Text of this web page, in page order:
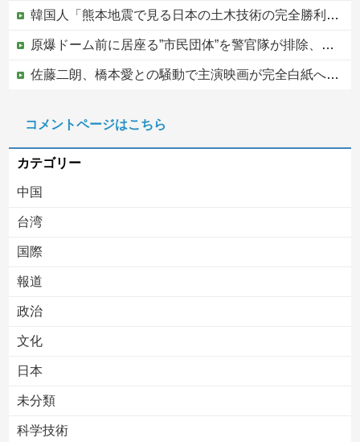
韓国人「熊本地震で見る日本の土木技術の完全勝利をご覧ください」→「これはすごいわ」「こういうのを見ると日本人は何か適当に作る感じがしない・・・」...
原爆ドーム前に居座る”市民団体”を警官隊が排除、その瞬間に周囲で見守っていた観客たちが……
佐藤二朗、橋本愛との騒動で主演映画が完全白紙へｗｗｗｗｗ
中国の海水浴場の映像があまりにも・・・
コメントページはこちら
カテゴリー
中国
台湾
国際
報道
政治
文化
日本
未分類
科学技術